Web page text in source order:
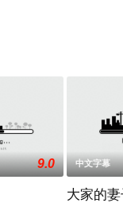
9.0 中文字幕
大家的